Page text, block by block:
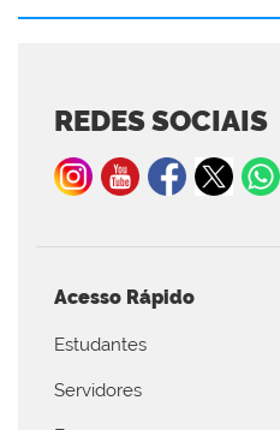
REDES SOCIAIS
Acesso Rápido
Estudantes
Servidores